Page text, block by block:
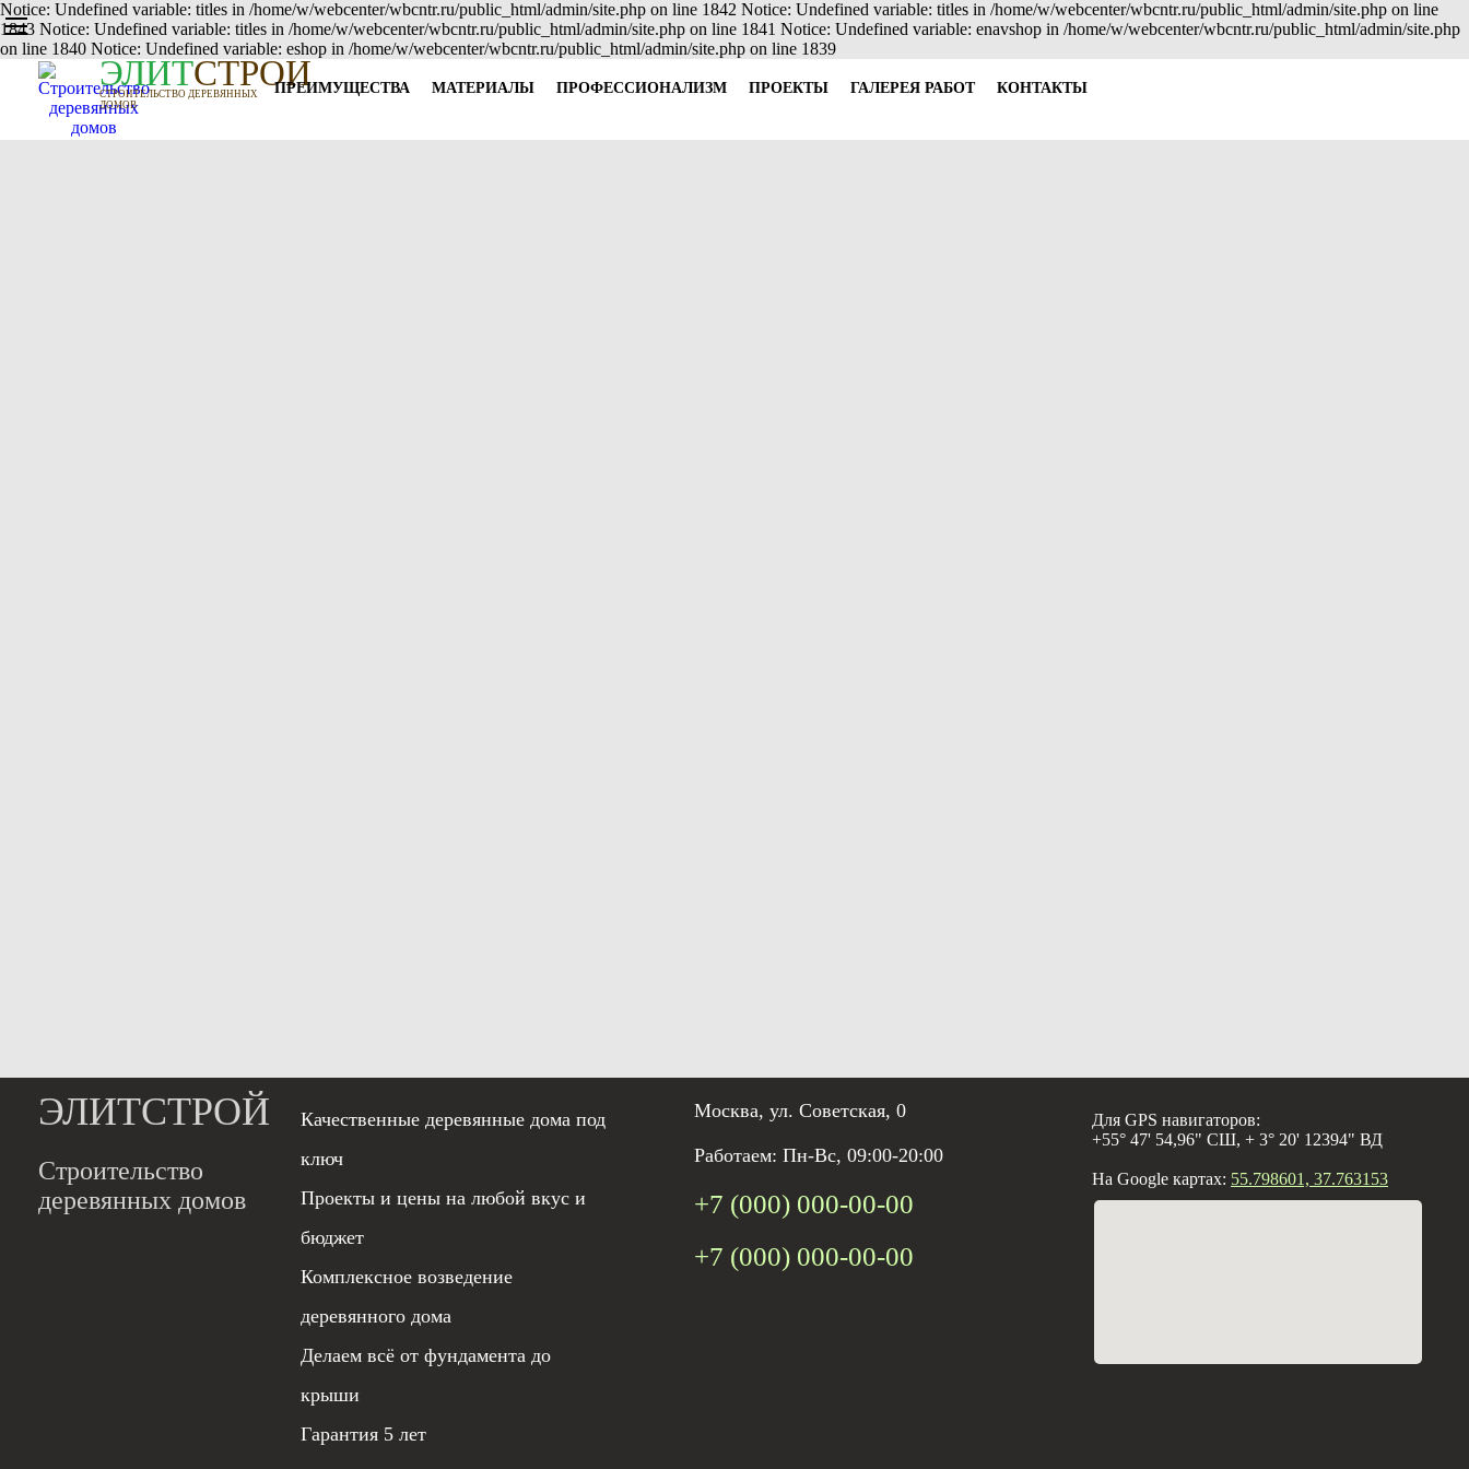
Notice: Undefined variable: titles in /home/w/webcenter/wbcntr.ru/public_html/admin/site.php on line 1842 Notice: Undefined variable: titles in /home/w/webcenter/wbcntr.ru/public_html/admin/site.php on line
1843 Notice: Undefined variable: titles in /home/w/webcenter/wbcntr.ru/public_html/admin/site.php on line 1841 Notice: Undefined variable: enavshop in /home/w/webcenter/wbcntr.ru/public_html/admin/site.php
on line 1840 Notice: Undefined variable: eshop in /home/w/webcenter/wbcntr.ru/public_html/admin/site.php on line 1839
ЭЛИТСТРОЙ
СТРОИТЕЛЬСТВО ДЕРЕВЯННЫХ
ДОМОВ
ПРЕИМУЩЕСТВА МАТЕРИАЛЫ ПРОФЕССИОНАЛИЗМ ПРОЕКТЫ ГАЛЕРЕЯ РАБОТ КОНТАКТЫ
ЭЛИТСТРОЙ
Строительство
деревянных домов
Качественные деревянные дома под
ключ
Проекты и цены на любой вкус и
бюджет
Комплексное возведение
деревянного дома
Делаем всё от фундамента до
крыши
Гарантия 5 лет
Москва, ул. Советская, 0
Работаем: Пн-Вс, 09:00-20:00
+7 (000) 000-00-00
+7 (000) 000-00-00
Для GPS навигаторов:
+55° 47' 54,96" СШ, + 3° 20' 12394" ВД
На Google картах: 55.798601, 37.763153